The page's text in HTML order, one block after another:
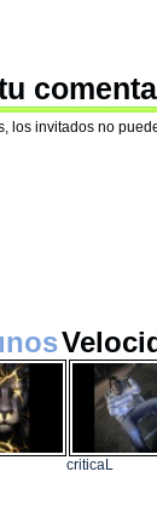
los invitados no
criticaL